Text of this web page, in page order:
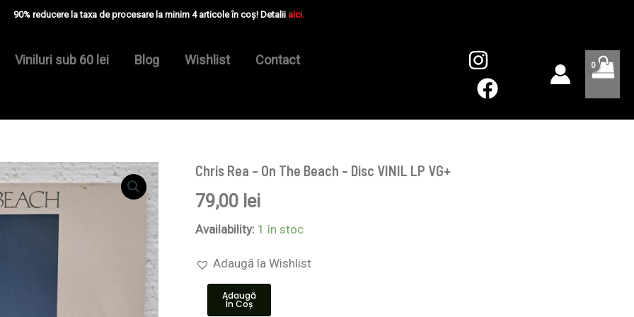
90% reducere la taxa de procesare la minim 4 articole în coș! Detalii aici.
Viniluri sub 60 lei Blog Wishlist Contact
Chris Rea – On The Beach – Disc VINIL LP VG+
79,00 lei
Availability: 1 în stoc
Adaugă la Wishlist
Cantitate
Rea
–
On
-
Disc
Adaugă
În Coș
Disc
VINIL
VG+